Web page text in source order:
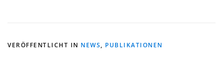
VERÖFFENTLICHT IN NEWS, PUBLIKATIONEN